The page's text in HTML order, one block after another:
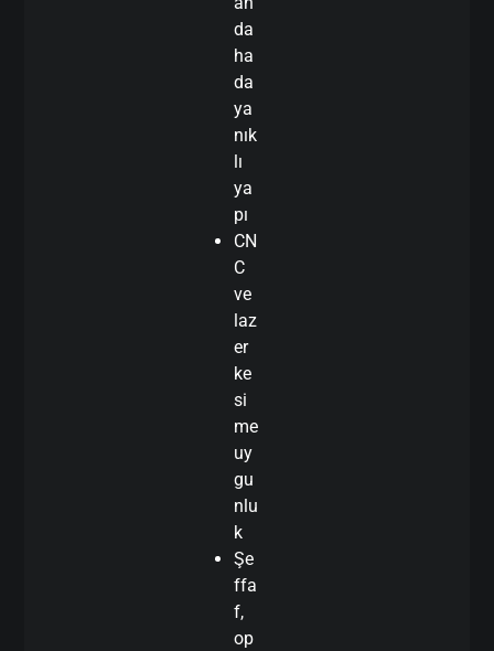
da
ha
da
ya
nık
lı
ya
pı
CN
C
ve
laz
er
ke
si
me
uy
gu
nlu
k
Şe
ffa
f,
op